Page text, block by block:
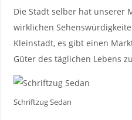
Die Stadt selber hat unserer
wirklichen
Kleinstadt, es gibt einen
Güter des täglichen Lebens
Schriftzug Sedan